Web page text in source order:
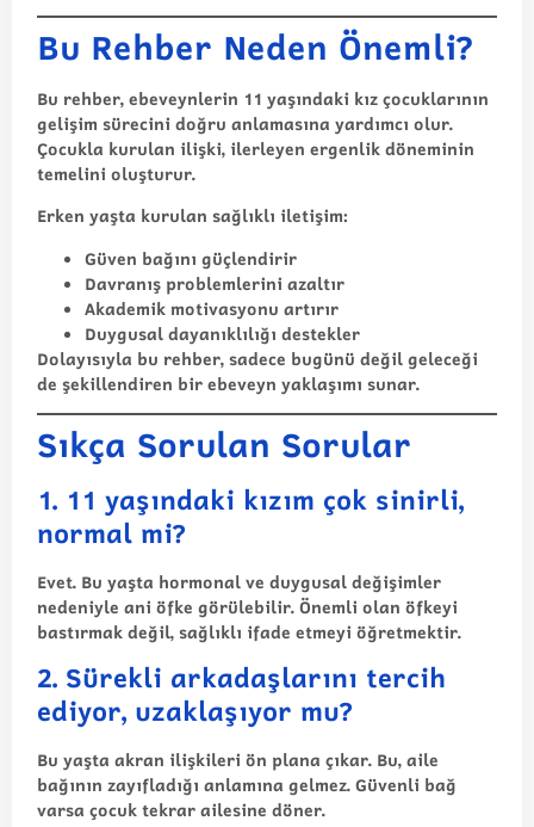
Bu Rehber Neden Önemli?
Bu rehber, ebeveynlerin 11 yaşındaki kız çocuklarının
gelişim sürecini doğru anlamasına yardımcı olur.
Çocukla kurulan ilişki, ilerleyen ergenlik döneminin
temelini oluşturur.
Erken yaşta kurulan sağlıklı iletişim:
Güven bağını güçlendirir
Davranış problemlerini azaltır
Akademik motivasyonu artırır
Duygusal dayanıklılığı destekler
Dolayısıyla bu rehber, sadece bugünü değil geleceği
de şekillendiren bir ebeveyn yaklaşımı sunar.
Sıkça Sorulan Sorular
1. 11 yaşındaki kızım çok sinirli,
normal mi?
Evet. Bu yaşta hormonal ve duygusal değişimler
nedeniyle ani öfke görülebilir. Önemli olan öfkeyi
bastırmak değil, sağlıklı ifade etmeyi öğretmektir.
2. Sürekli arkadaşlarını tercih
ediyor, uzaklaşıyor mu?
Bu yaşta akran ilişkileri ön plana çıkar. Bu, aile
bağının zayıfladığı anlamına gelmez. Güvenli bağ
varsa çocuk tekrar ailesine döner.